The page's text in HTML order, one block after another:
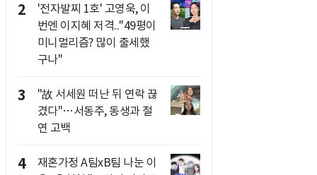
2
'전자발찌 1호' 고영욱, 이
번엔 이지혜 저격.."49평이
미니멀리즘? 많이 출세했
구나"
3
"故 서세원 떠난 뒤 연락 끊
겼다"…서동주, 동생과 절
연 고백
4
재혼가정 A팀xB팀 나눈 이